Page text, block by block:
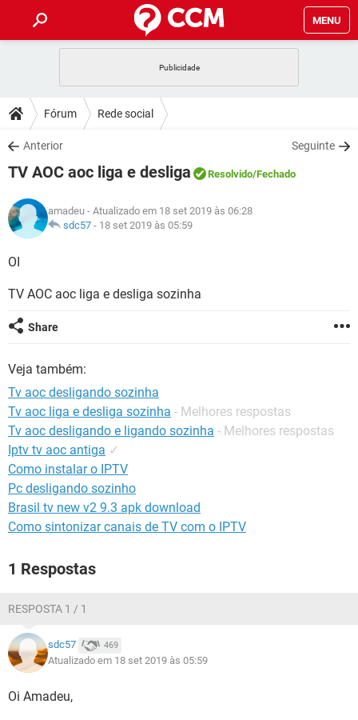
MENU
CELULAR
OUTLOOK
INSTAGRAM GMAIL
GUIA DE COMPRAS
DICAS
JOGOS
INSTAGRAM GMAIL
GUIA DE COMPRAS
DOWNLOADS
JOGOS WHATSAPP
CELULAR
OUTLOOK EXCEL
INSTAGRAM
JOGOS WHATSAPP
CELULAR
OUTLOOK
INSTAGRAM GMAIL
GUIA DE COMPRAS
GLOSSÁRIO
JOGOS
INSTAGRAM
GUIA DE COMPRAS
Fórum Rede social
Anterior Seguinte
TV AOC aoc liga e desliga Resolvido/Fechado
amadeu - Atualizado em 18 set 2019 às 06:28
sdc57 - 18 set 2019 às 05:59
OI
TV AOC aoc liga e desliga sozinha
Share
Veja também:
Tv aoc desligando sozinha
Tv aoc liga e desliga sozinha - Melhores respostas
Tv aoc desligando e ligando sozinha - Melhores respostas
Iptv tv aoc antiga ✓
Como instalar o IPTV
Pc desligando sozinho
Brasil tv new v2 9.3 apk download
Como sintonizar canais de TV com o IPTV
1 Respostas
RESPOSTA 1 / 1
sdc57 469
Atualizado em 18 set 2019 às 05:59
Oi Amadeu,